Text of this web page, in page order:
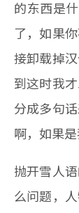
的东西是
了，如果
接卸载掉
到这时我
分成多句
啊，如果
抛开雪人
么问题，